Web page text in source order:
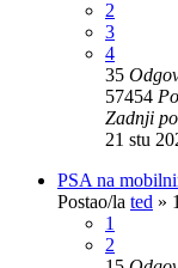
2
3
4
35
57454
Zadnji
21 stu
PSA na
Postao/la ted »
1
2